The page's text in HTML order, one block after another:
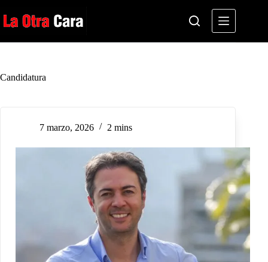
al
contenido
Candidatura
7 marzo, 2026 2 mins